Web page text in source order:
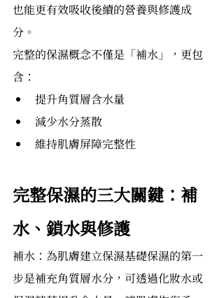
也能更有效吸收後續的營養與修護成
分。
完整的保濕概念不僅是「補水」，更包
含：
提升角質層含水量
減少水分蒸散
維持肌膚屏障完整性
完整保濕的三大關鍵：補
水、鎖水與修護
補水：為肌膚建立保濕基礎保濕的第一
步是補充角質層水分，可透過化妝水或